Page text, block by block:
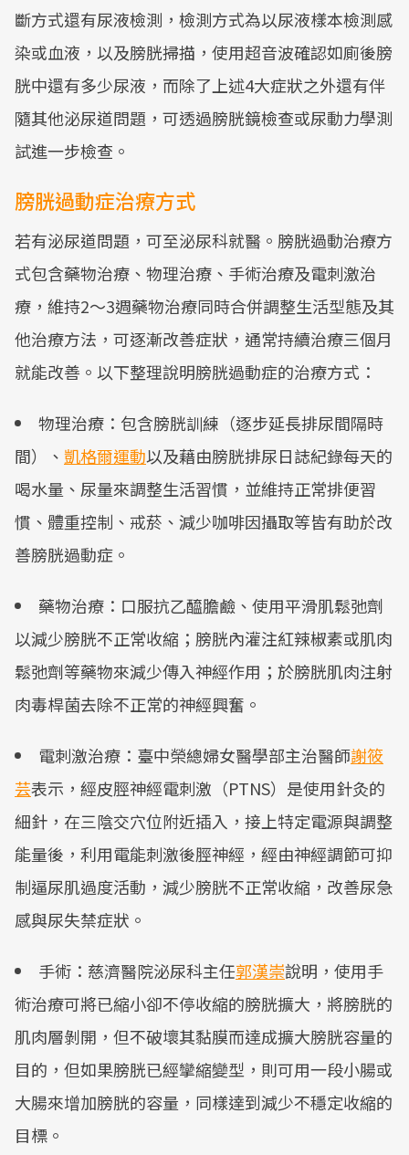
斷方式還有尿液檢測，檢測方式為以尿液樣本檢測感
染或血液，以及膀胱掃描，使用超音波確認如廁後膀
胱中還有多少尿液，而除了上述4大症狀之外還有伴
隨其他泌尿道問題，可透過膀胱鏡檢查或尿動力學測
試進一步檢查。
膀胱過動症治療方式
若有泌尿道問題，可至泌尿科就醫。膀胱過動治療方
式包含藥物治療、物理治療、手術治療及電刺激治
療，維持2～3週藥物治療同時合併調整生活型態及其
他治療方法，可逐漸改善症狀，通常持續治療三個月
就能改善。以下整理說明膀胱過動症的治療方式：
物理治療：包含膀胱訓練（逐步延長排尿間隔時
間）、 凱格爾運動以及藉由膀胱排尿日誌紀錄每天的
喝水量、尿量來調整生活習慣，並維持正常排便習
慣、體重控制、戒菸、減少咖啡因攝取等皆有助於改
善膀胱過動症。
藥物治療：口服抗乙醯膽鹼、使用平滑肌鬆弛劑
以減少膀胱不正常收縮；膀胱內灌注紅辣椒素或肌肉
鬆弛劑等藥物來減少傳入神經作用；於膀胱肌肉注射
肉毒桿菌去除不正常的神經興奮。
電刺激治療：臺中榮總婦女醫學部主治醫師謝筱
芸表示，經皮脛神經電刺激（PTNS）是使用針灸的
細針，在三陰交穴位附近插入，接上特定電源與調整
能量後，利用電能刺激後脛神經，經由神經調節可抑
制逼尿肌過度活動，減少膀胱不正常收縮，改善尿急
感與尿失禁症狀。
手術：慈濟醫院泌尿科主任郭漢崇說明，使用手
術治療可將已縮小卻不停收縮的膀胱擴大，將膀胱的
肌肉層剝開，但不破壞其黏膜而達成擴大膀胱容量的
目的，但如果膀胱已經攣縮變型，則可用一段小腸或
大腸來增加膀胱的容量，同樣達到減少不穩定收縮的
目標。